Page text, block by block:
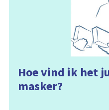
Hoe vind ik het
masker?